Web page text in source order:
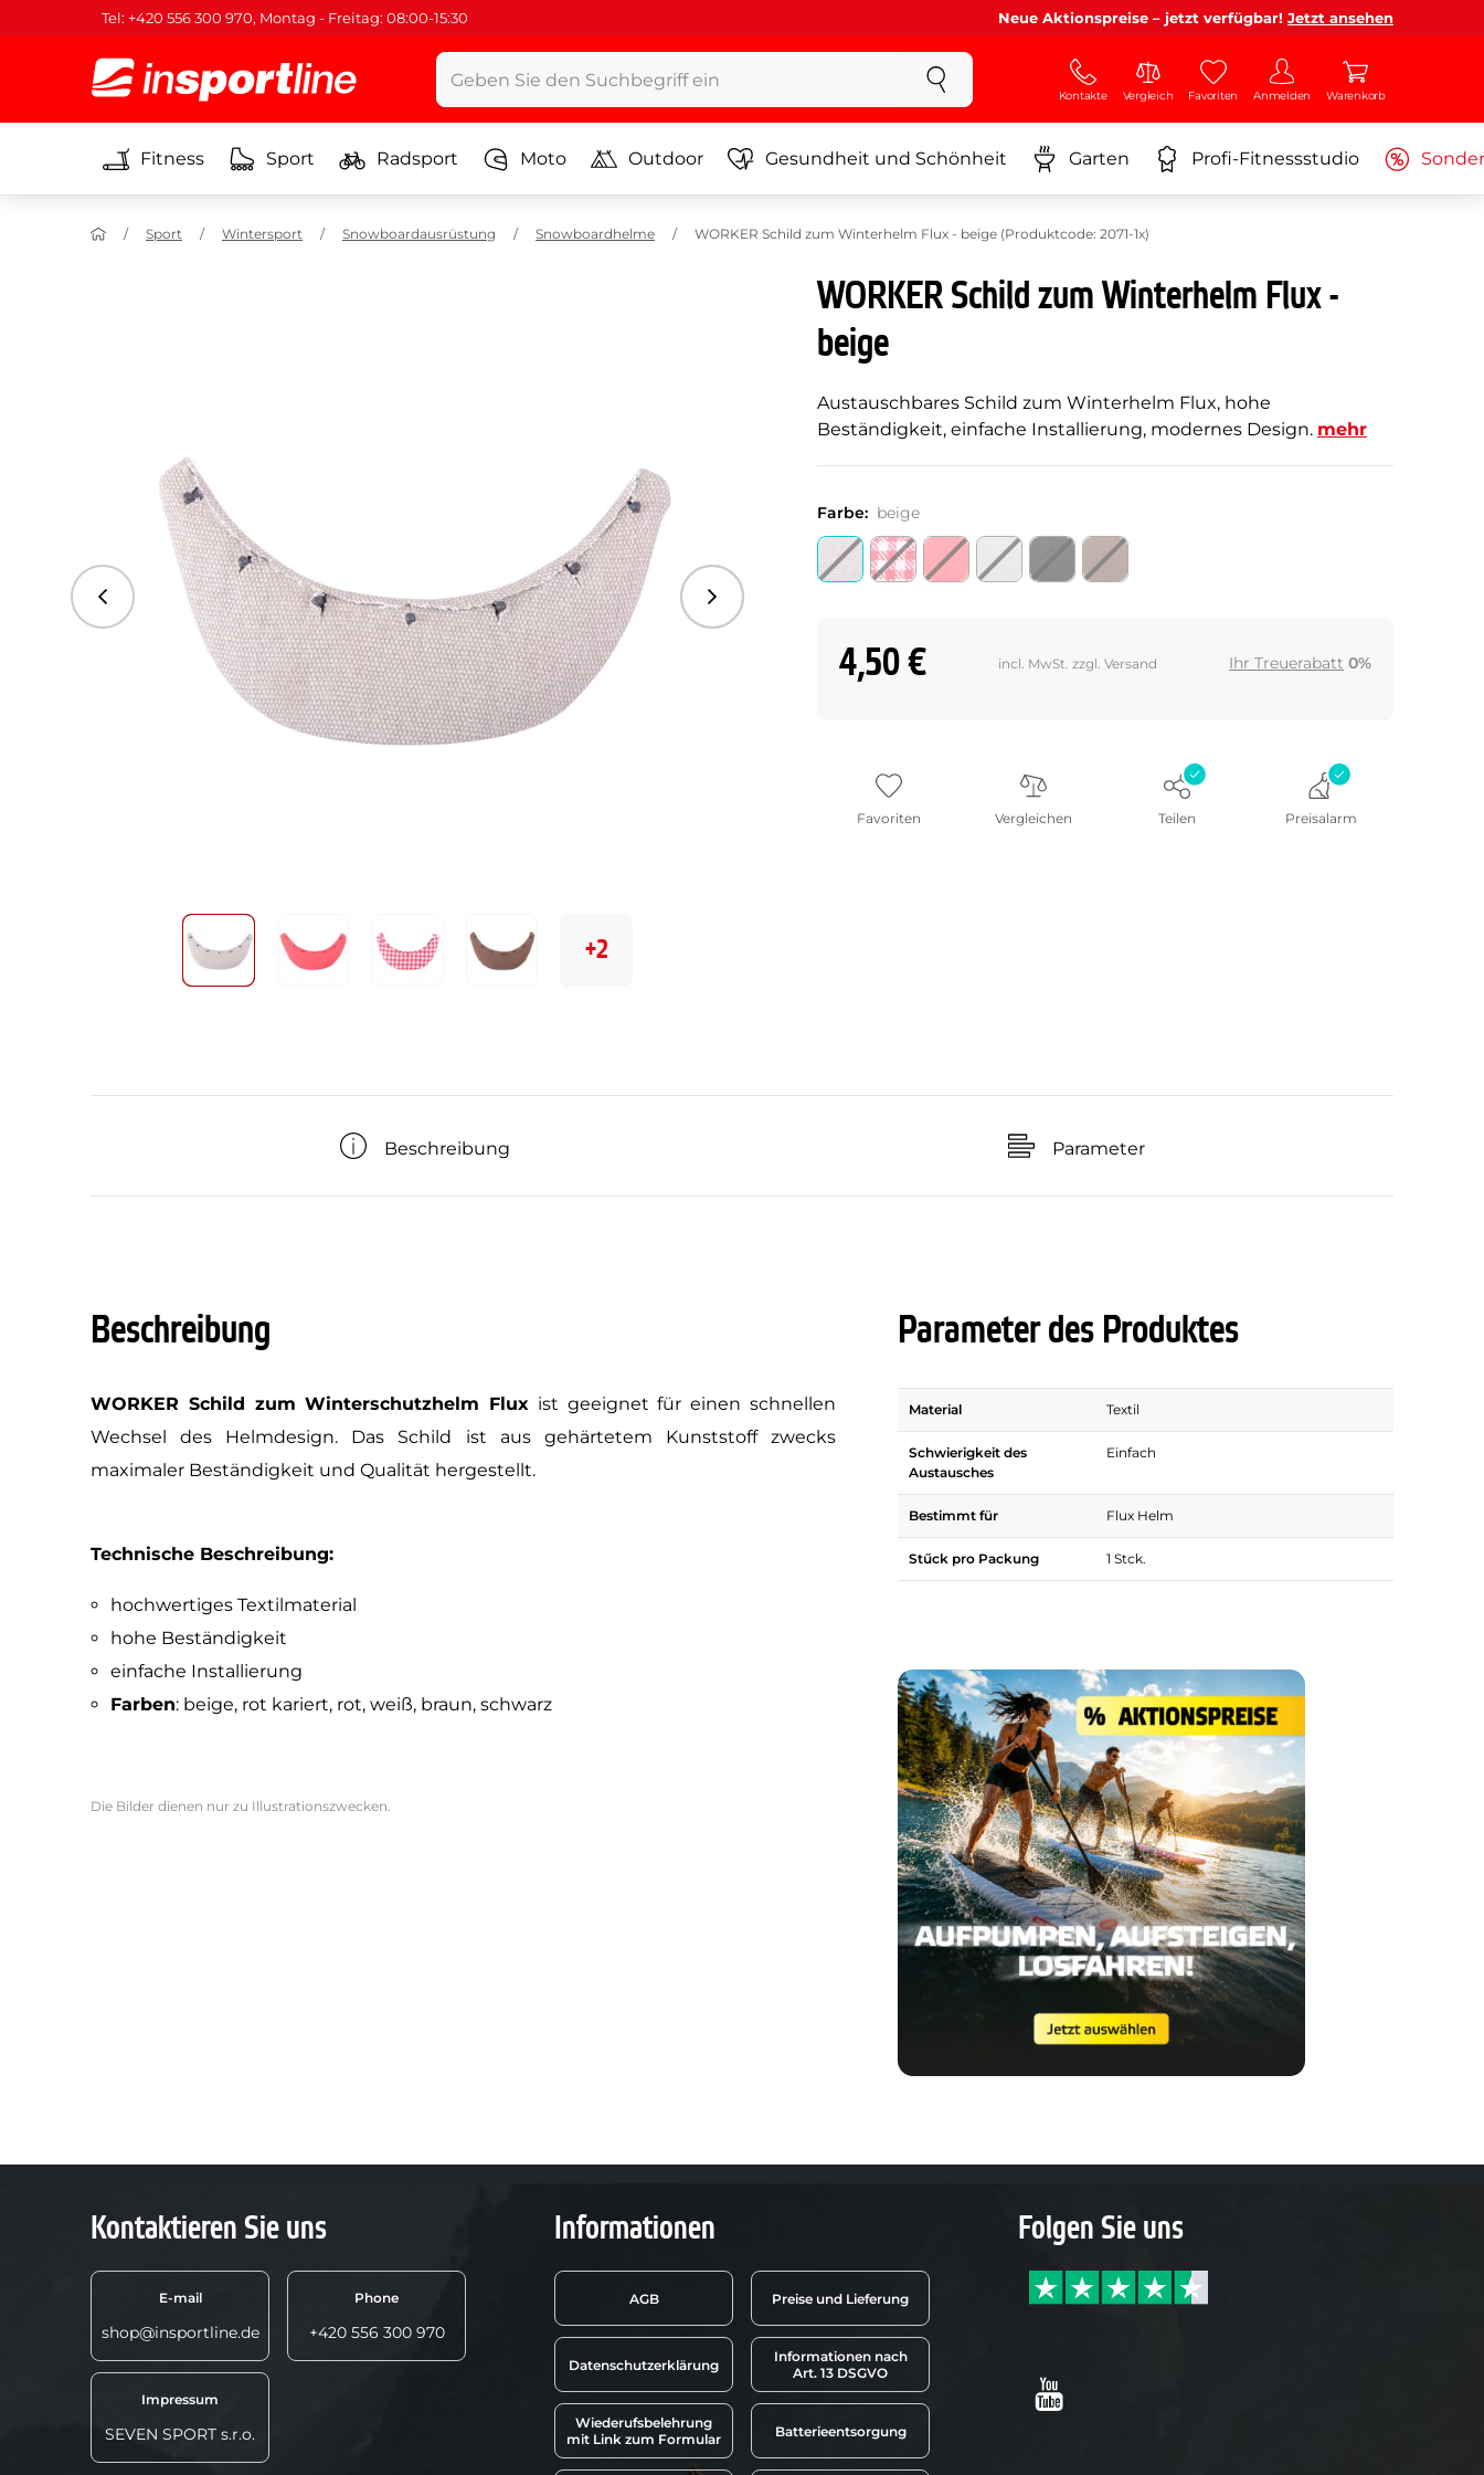
Tel: +420 556 300 970, Montag - Freitag: 08:00-15:30 Neue Aktionspreise – jetzt verfügbar! Jetzt ansehen
Kontakte Vergleich Favoriten Anmelden Warenkorb
Fitness Sport Radsport Moto Outdoor Gesundheit und Schönheit Garten Profi-Fitnessstudio
Sport Wintersport Snowboardausrüstung Snowboardhelme WORKER Schild zum Winterhelm Flux - beige (Produktcode: 2071-1x)
WORKER Schild zum Winterhelm Flux -
beige
Austauschbares Schild zum Winterhelm Flux, hohe
Beständigkeit, einfache Installierung, modernes Design. mehr
vorhergehend Folgend
+2
Farbe: beige
4,50 € incl. MwSt. zzgl. Versand Ihr Treuerabatt 0%
Favoriten Vergleichen Teilen Preisalarm
Beschreibung Parameter
Beschreibung
WORKER Schild zum Winterschutzhelm Flux ist geeignet für einen schnellen
Wechsel des Helmdesign. Das Schild ist aus gehärtetem Kunststoff zwecks
maximaler Beständigkeit und Qualität hergestellt.
Technische Beschreibung:
hochwertiges Textilmaterial
hohe Beständigkeit
einfache Installierung
Farben: beige, rot kariert, rot, weiß, braun, schwarz
Die Bilder dienen nur zu Illustrationszwecken.
Parameter des Produktes
Material Textil
Schwierigkeit des
Austausches
Einfach
Bestimmt für Flux Helm
Stűck pro Packung 1 Stck.
Kontaktieren Sie uns
E-mail
shop@insportline.de
Phone
+420 556 300 970
Impressum
SEVEN SPORT s.r.o.
Informationen
AGB Preise und Lieferung
Datenschutzerklärung
Informationen nach
Art. 13 DSGVO
Wiederufsbelehrung
mit Link zum Formular
Batterieentsorgung
Folgen Sie uns
Youtube